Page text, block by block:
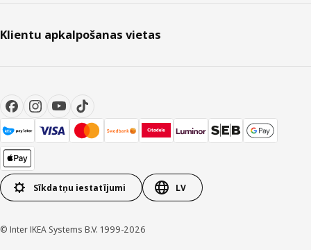
Klientu apkalpošanas vietas
Sīkdatņu iestatījumi LV
© Inter IKEA Systems B.V. 1999-2026